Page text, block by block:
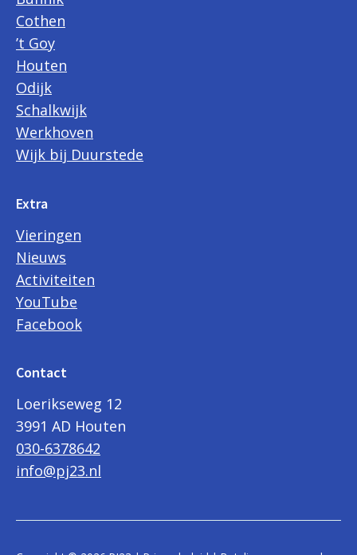
Cothen
’t Goy
Houten
Odijk
Schalkwijk
Werkhoven
Wijk bij Duurstede
Extra
Vieringen
Nieuws
Activiteiten
YouTube
Facebook
Contact
Loerikseweg 12
3991 AD Houten
030-6378642
info@pj23.nl